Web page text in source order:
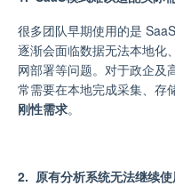
很多团队早期使用的是
逐渐会面临数据无法本地化
网部署等问题。对于政企及
常需要在本地完成采集、存
刚性需求。
2. 原有分析系统无法继续使